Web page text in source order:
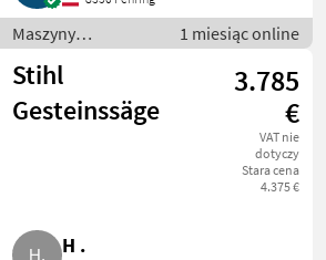
Maszyny
budowlane /
Drobny sprzęt
1 miesiąc online
Stihl
Gesteinssäge
3.785
€
VAT nie
dotyczy
Stara cena
4.375 €
H .